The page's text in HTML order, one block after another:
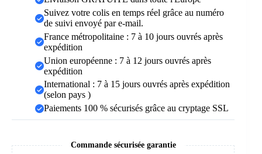
Suivez votre colis en temps réel grâce au numéro
de suivi envoyé par e-mail.
France métropolitaine : 7 à 10 jours ouvrés après
expédition
Union européenne : 7 à 12 jours ouvrés après
expédition
International : 7 à 15 jours ouvrés après expédition
(selon pays )
Paiements 100 % sécurisés grâce au cryptage SSL
Commande sécurisée garantie